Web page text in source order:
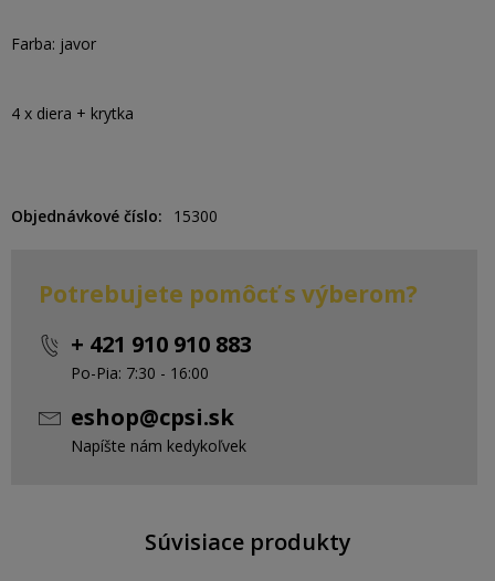
Farba: javor
4 x diera + krytka
Objednávkové číslo 15300
Potrebujete pomôcť s výberom?
+ 421 910 910 883
Po-Pia: 7:30 - 16:00
eshop@cpsi.sk
Napíšte nám kedykoľvek
Súvisiace produkty